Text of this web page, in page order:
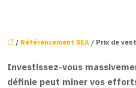
/ Référencement SEA / Prix de
Investissez-vous
définie peut miner vos